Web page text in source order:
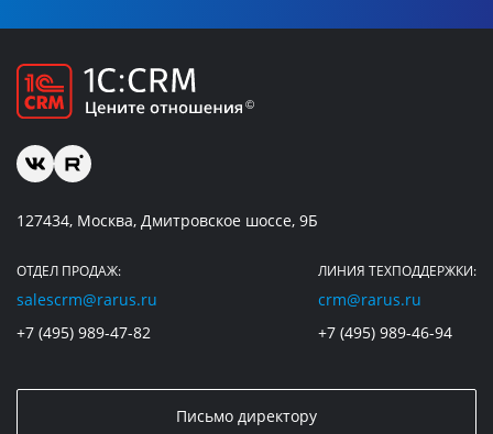
127434, Москва, Дмитровское шоссе, 9Б
ОТДЕЛ ПРОДАЖ:
salescrm@rarus.ru
+7 (495) 989-47-82
ЛИНИЯ ТЕХПОДДЕРЖКИ:
crm@rarus.ru
+7 (495) 989-46-94
Письмо директору